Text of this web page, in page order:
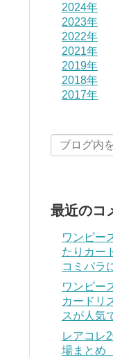
2024年
2023年
2022年
2021年
2019年
2018年
2017年
最近のコ
ワンピー
たりカー
コミパラ
ワンピー
カードリ
スが人気
レアコレ
場まとめ